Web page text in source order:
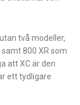
två modeller,
800 XR som
att XC är den
ett tydligare